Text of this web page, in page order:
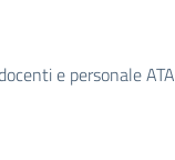
e personale ATA